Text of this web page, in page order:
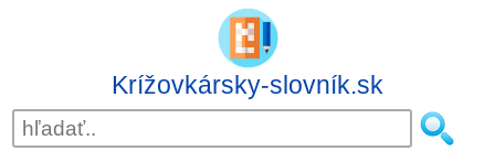
Krížovkársky-slovník.sk